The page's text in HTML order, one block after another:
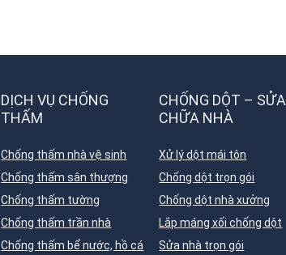
DỊCH VỤ CHỐNG
THẤM
Chống thấm nhà vệ sinh
Chống thấm sân thượng
Chống thấm tường
Chống thấm trần nhà
Chống thấm bể nước, hồ cá
CHỐNG DỘT – SỬA
CHỮA NHÀ
Xử lý dột mái tôn
Chống dột trọn gói
Chống dột nhà xưởng
Lắp máng xối chống dột
Sửa nhà trọn gói